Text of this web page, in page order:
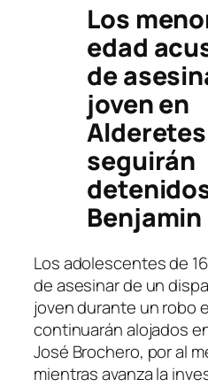
Los
edad
de
joven en
Alderetes
seguirán
Benjamin
Los adolescentes de
de asesinar de un
joven durante un robo
continuarán alojados
José Brochero, por al
mientras avanza la